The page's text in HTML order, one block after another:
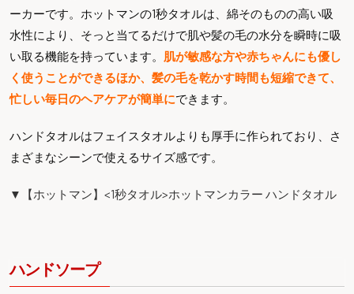
ーカーです。ホットマンの1秒タオルは、綿そのものの高い吸
水性により、そっと当てるだけで肌や髪の毛の水分を瞬時に吸
い取る機能を持っています。 肌が敏感な方や赤ちゃんにも優し
く使うことができるほか、髪の毛を乾かす時間も短縮できて、
忙しい毎日のヘアケアが簡単にできます。
ハンドタオルはフェイスタオルよりも厚手に作られており、さ
まざまなシーンで使えるサイズ感です。
▼【ホットマン】<1秒タオル>ホットマンカラー ハンドタオル
ハンドソープ